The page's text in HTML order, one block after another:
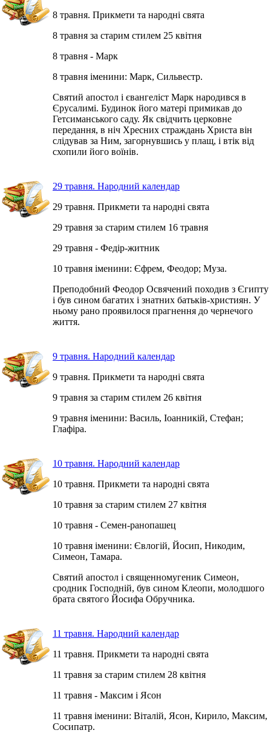
8 травня. Прикмети та народні свята
8 травня за старим стилем 25 квітня
8 травня - Марк
8 травня іменини: Марк, Сильвестр.
Святий апостол і євангеліст Марк народився в
Єрусалимі. Будинок його матері примикав до
Гетсиманського саду. Як свідчить церковне
передання, в ніч Хресних страждань Христа він
слідував за Ним, загорнувшись у плащ, і втік від
схопили його воїнів.
29 травня. Народний календар
29 травня. Прикмети та народні свята
29 травня за старим стилем 16 травня
29 травня - Федір-житник
10 травня іменини: Єфрем, Феодор; Муза.
Преподобний Феодор Освячений походив з Єгипту
і був сином багатих і знатних батьків-християн. У
ньому рано проявилося прагнення до чернечого
життя.
9 травня. Народний календар
9 травня. Прикмети та народні свята
9 травня за старим стилем 26 квітня
9 травня іменини: Василь, Іоанникій, Стефан;
Глафіра.
10 травня. Народний календар
10 травня. Прикмети та народні свята
10 травня за старим стилем 27 квітня
10 травня - Семен-ранопашец
10 травня іменини: Євлогій, Йосип, Никодим,
Симеон, Тамара.
Святий апостол і священномугеник Симеон,
сродник Господній, був сином Клеопи, молодшого
брата святого Йосифа Обручника.
11 травня. Народний календар
11 травня. Прикмети та народні свята
11 травня за старим стилем 28 квітня
11 травня - Максим і Ясон
11 травня іменини: Віталій, Ясон, Кирило, Максим,
Сосипатр.